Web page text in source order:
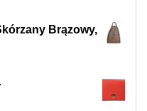
Brązowy,